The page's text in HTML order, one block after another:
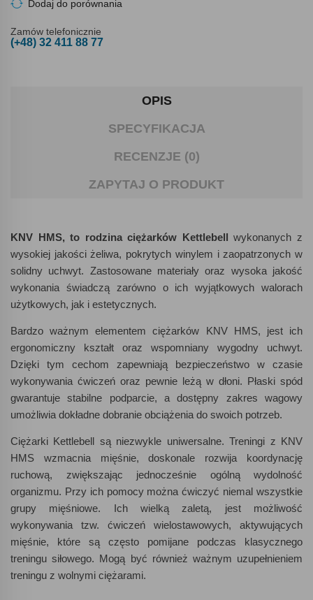
Dodaj do porównania
Zamów telefonicznie
(+48) 32 411 88 77
OPIS
SPECYFIKACJA
RECENZJE (0)
ZAPYTAJ O PRODUKT
KNV HMS, to rodzina ciężarków Kettlebell wykonanych z
wysokiej jakości żeliwa, pokrytych winylem i zaopatrzonych w
solidny uchwyt. Zastosowane materiały oraz wysoka jakość
wykonania świadczą zarówno o ich wyjątkowych walorach
użytkowych, jak i estetycznych.
Bardzo ważnym elementem ciężarków KNV HMS, jest ich
ergonomiczny kształt oraz wspomniany wygodny uchwyt.
Dzięki tym cechom zapewniają bezpieczeństwo w czasie
wykonywania ćwiczeń oraz pewnie leżą w dłoni. Płaski spód
gwarantuje stabilne podparcie, a dostępny zakres wagowy
umożliwia dokładne dobranie obciążenia do swoich potrzeb.
Ciężarki Kettlebell są niezwykle uniwersalne. Treningi z KNV
HMS wzmacnia mięśnie, doskonale rozwija koordynację
ruchową, zwiększając jednocześnie ogólną wydolność
organizmu. Przy ich pomocy można ćwiczyć niemal wszystkie
grupy mięśniowe. Ich wielką zaletą, jest możliwość
wykonywania tzw. ćwiczeń wielostawowych, aktywujących
mięśnie, które są często pomijane podczas klasycznego
treningu siłowego. Mogą być również ważnym uzupełnieniem
treningu z wolnymi ciężarami.